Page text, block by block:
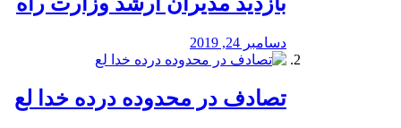
دسامبر 24, 2019
تصادف در محدوده درده خدا لع